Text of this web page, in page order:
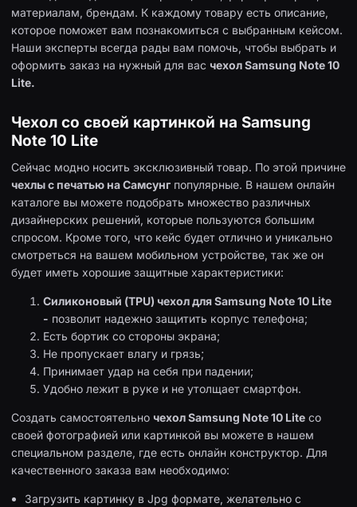
материалам, брендам. К каждому товару есть описание,
которое поможет вам познакомиться с выбранным кейсом.
Наши эксперты всегда рады вам помочь, чтобы выбрать и
оформить заказ на нужный для вас чехол Samsung Note 10
Lite.
Чехол со своей картинкой на Samsung
Note 10 Lite
Сейчас модно носить эксклюзивный товар. По этой причине
чехлы с печатью на Самсунг популярные. В нашем онлайн
каталоге вы можете подобрать множество различных
дизайнерских решений, которые пользуются большим
спросом. Кроме того, что кейс будет отлично и уникально
смотреться на вашем мобильном устройстве, так же он
будет иметь хорошие защитные характеристики:
Силиконовый (TPU) чехол для Samsung Note 10 Lite
- позволит надежно защитить корпус телефона;
Есть бортик со стороны экрана;
Не пропускает влагу и грязь;
Принимает удар на себя при падении;
Удобно лежит в руке и не утолщает смартфон.
Создать самостоятельно чехол Samsung Note 10 Lite со
своей фотографией или картинкой вы можете в нашем
специальном разделе, где есть онлайн конструктор. Для
качественного заказа вам необходимо:
Загрузить картинку в Jpg формате, желательно с